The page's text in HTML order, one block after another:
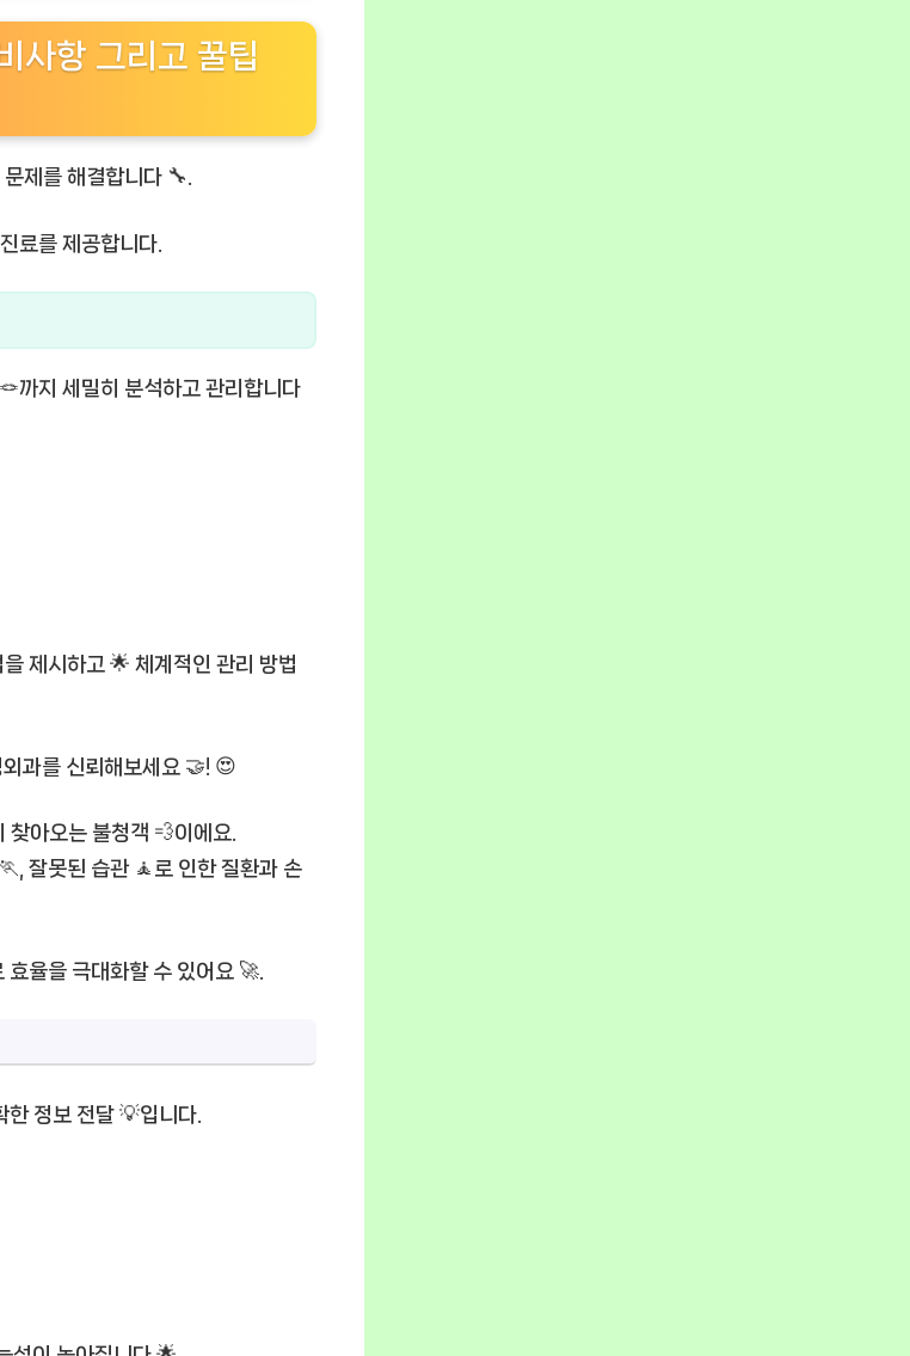
사항 그리고 꿀팁
제를 해결합니다 🔧.
료를 제공합니다.
까지 세밀히 분석하고 관리합니다
제시하고 🌟 체계적인 관리 방법
과를 신뢰해보세요 🤝! 😍
아오는 불청객 💨이에요.
잘못된 습관 🧘로 인한 질환과 손
효율을 극대화할 수 있어요 🚀.
한 정보 전달 💡입니다.